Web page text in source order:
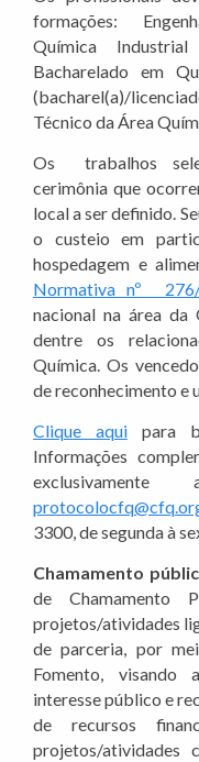
formações:
Química
Bacharelado em
(bacharel(a)/
Técnico da Área
Os trabalhos
cerimônia que
local a ser definido.
o custeio em
hospedagem e
Normativa nº
nacional na área da
dentre os
Química. Os
de reconhecimento e
Clique aquipara
Informações
3300, de segunda à
Chamamento
de Chamamento
projetos/atividades
de parceria, por
Fomento, visando
interesse público e
de recursos
projetos/atividades